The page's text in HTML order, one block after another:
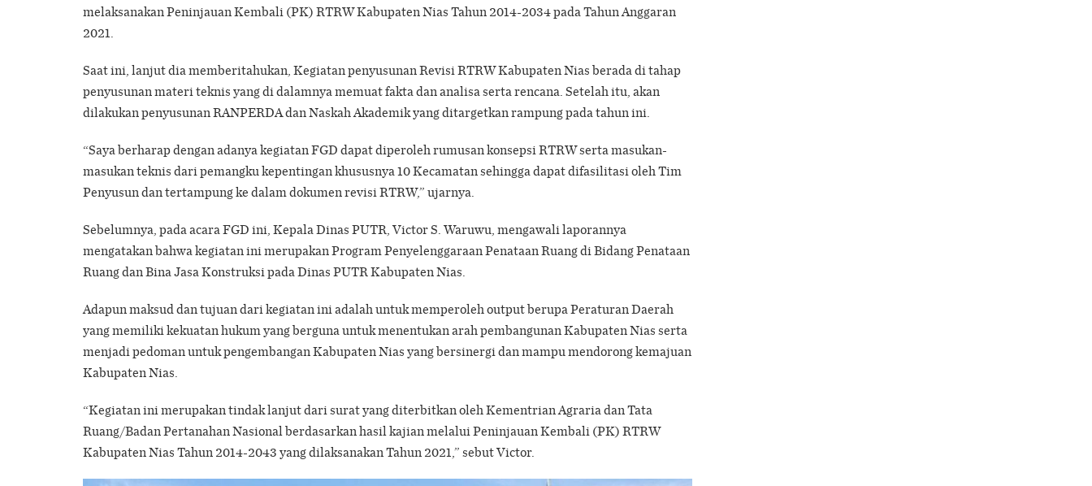
melaksanakan Peninjauan Kembali (PK) RTRW Kabupaten Nias Tahun 2014-2034 pada Tahun Anggaran
2021.
Saat ini, lanjut dia memberitahukan, Kegiatan penyusunan Revisi RTRW Kabupaten Nias berada di tahap
penyusunan materi teknis yang di dalamnya memuat fakta dan analisa serta rencana. Setelah itu, akan
dilakukan penyusunan RANPERDA dan Naskah Akademik yang ditargetkan rampung pada tahun ini.
“Saya berharap dengan adanya kegiatan FGD dapat diperoleh rumusan konsepsi RTRW serta masukan-
masukan teknis dari pemangku kepentingan khususnya 10 Kecamatan sehingga dapat difasilitasi oleh Tim
Penyusun dan tertampung ke dalam dokumen revisi RTRW,” ujarnya.
Sebelumnya, pada acara FGD ini, Kepala Dinas PUTR, Victor S. Waruwu, mengawali laporannya
mengatakan bahwa kegiatan ini merupakan Program Penyelenggaraan Penataan Ruang di Bidang Penataan
Ruang dan Bina Jasa Konstruksi pada Dinas PUTR Kabupaten Nias.
Adapun maksud dan tujuan dari kegiatan ini adalah untuk memperoleh output berupa Peraturan Daerah
yang memiliki kekuatan hukum yang berguna untuk menentukan arah pembangunan Kabupaten Nias serta
menjadi pedoman untuk pengembangan Kabupaten Nias yang bersinergi dan mampu mendorong kemajuan
Kabupaten Nias.
“Kegiatan ini merupakan tindak lanjut dari surat yang diterbitkan oleh Kementrian Agraria dan Tata
Ruang/Badan Pertanahan Nasional berdasarkan hasil kajian melalui Peninjauan Kembali (PK) RTRW
Kabupaten Nias Tahun 2014-2043 yang dilaksanakan Tahun 2021,” sebut Victor.